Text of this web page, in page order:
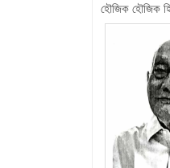
হৌজিক হৌজিক